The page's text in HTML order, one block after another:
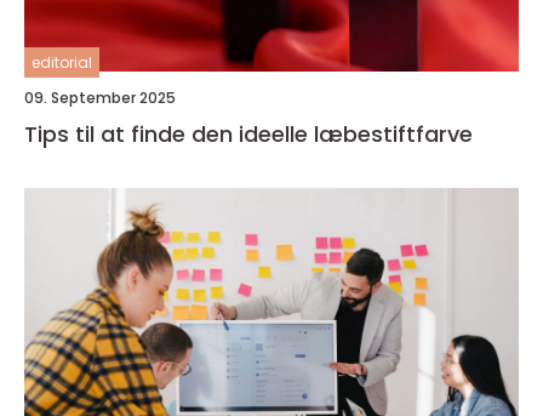
editorial
09. September 2025
Tips til at finde den ideelle læbestiftfarve